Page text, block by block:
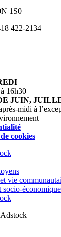
1S0
422-2134
16h30
JUIN,
midi à
cookies
vie
socio-économique